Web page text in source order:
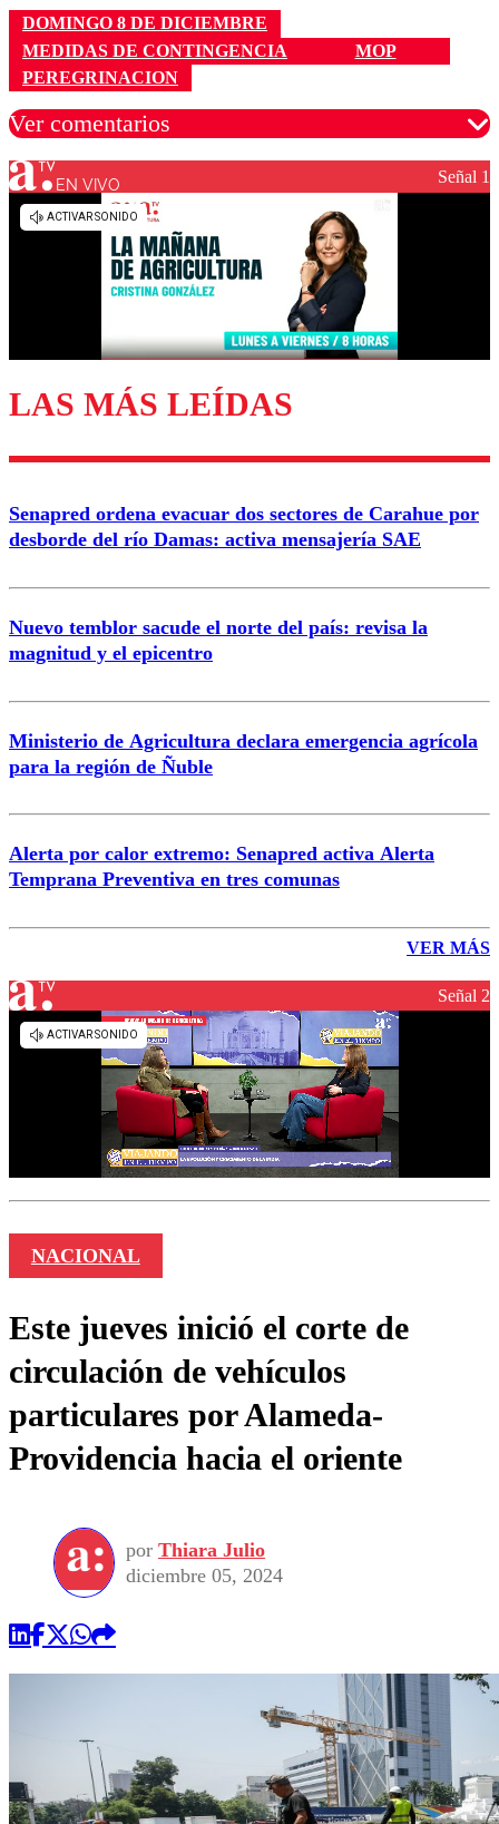
DOMINGO 8 DE DICIEMBRE
MEDIDAS DE CONTINGENCIA
MOP
PEREGRINACION
Ver comentarios
Los comentarios son moderados para garantizar un
diálogo respetuoso.
Enviar comentario
EN VIVO Señal 1
LAS MÁS LEÍDAS
Senapred ordena evacuar dos sectores de Carahue por
desborde del río Damas: activa mensajería SAE
Nuevo temblor sacude el norte del país: revisa la
magnitud y el epicentro
Ministerio de Agricultura declara emergencia agrícola
para la región de Ñuble
Alerta por calor extremo: Senapred activa Alerta
Temprana Preventiva en tres comunas
VER MÁS
Señal 2
NACIONAL
Este jueves inició el corte de
circulación de vehículos
particulares por Alameda-
Providencia hacia el oriente
por Thiara Julio
diciembre 05, 2024